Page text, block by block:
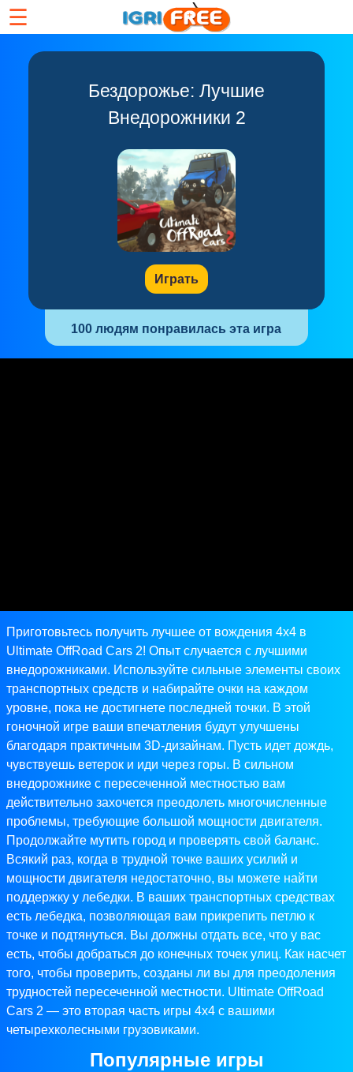
☰
Бездорожье: Лучшие
Внедорожники 2
Играть
100 людям понравилась эта игра
Приготовьтесь получить лучшее от вождения 4x4 в
Ultimate OffRoad Cars 2! Опыт случается с лучшими
внедорожниками. Используйте сильные элементы своих
транспортных средств и набирайте очки на каждом
уровне, пока не достигнете последней точки. В этой
гоночной игре ваши впечатления будут улучшены
благодаря практичным 3D-дизайнам. Пусть идет дождь,
чувствуешь ветерок и иди через горы. В сильном
внедорожнике с пересеченной местностью вам
действительно захочется преодолеть многочисленные
проблемы, требующие большой мощности двигателя.
Продолжайте мутить город и проверять свой баланс.
Всякий раз, когда в трудной точке ваших усилий и
мощности двигателя недостаточно, вы можете найти
поддержку у лебедки. В ваших транспортных средствах
есть лебедка, позволяющая вам прикрепить петлю к
точке и подтянуться. Вы должны отдать все, что у вас
есть, чтобы добраться до конечных точек улиц. Как насчет
того, чтобы проверить, созданы ли вы для преодоления
трудностей пересеченной местности. Ultimate OffRoad
Cars 2 — это вторая часть игры 4x4 с вашими
четырехколесными грузовиками.
Популярные игры